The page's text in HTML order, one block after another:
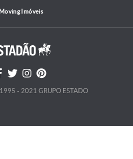
Moving Imóveis
- 2021 GRUPO ESTADO